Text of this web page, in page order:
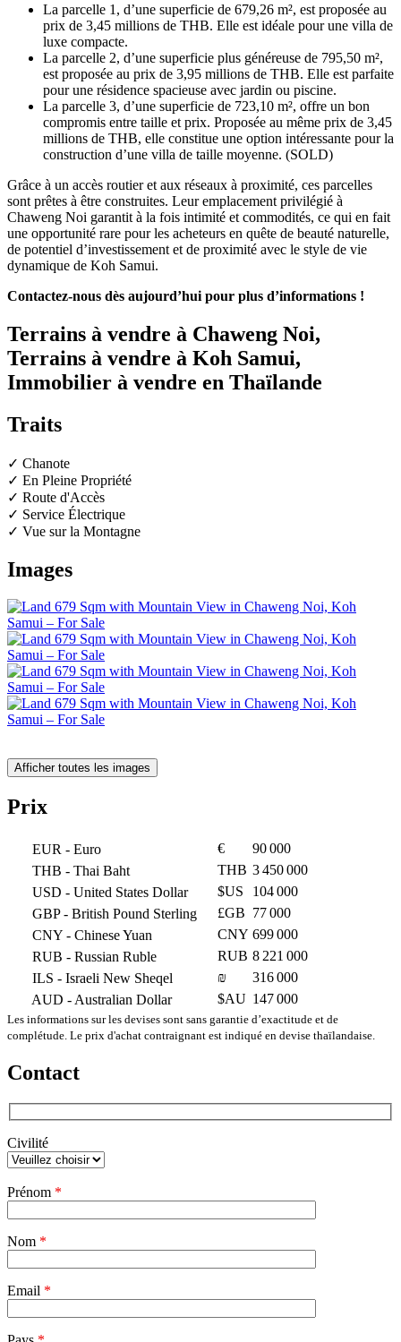
La parcelle 1, d’une superficie de 679,26 m², est proposée au
prix de 3,45 millions de THB. Elle est idéale pour une villa de
luxe compacte.
La parcelle 2, d’une superficie plus généreuse de 795,50 m²,
est proposée au prix de 3,95 millions de THB. Elle est parfaite
pour une résidence spacieuse avec jardin ou piscine.
La parcelle 3, d’une superficie de 723,10 m², offre un bon
compromis entre taille et prix. Proposée au même prix de 3,45
millions de THB, elle constitue une option intéressante pour la
construction d’une villa de taille moyenne. (SOLD)
Grâce à un accès routier et aux réseaux à proximité, ces parcelles
sont prêtes à être construites. Leur emplacement privilégié à
Chaweng Noi garantit à la fois intimité et commodités, ce qui en fait
une opportunité rare pour les acheteurs en quête de beauté naturelle,
de potentiel d’investissement et de proximité avec le style de vie
dynamique de Koh Samui.
Contactez-nous dès aujourd’hui pour plus d’informations !
Terrains à vendre à Chaweng Noi,
Terrains à vendre à Koh Samui,
Immobilier à vendre en Thaïlande
Traits
✓ Chanote
✓ En Pleine Propriété
✓ Route d'Accès
✓ Service Électrique
✓ Vue sur la Montagne
Images
Afficher toutes les images
Prix
EUR - Euro €
90 000
THB - Thai Baht THB 3 450 000
USD - United States Dollar $US
104 000
GBP- British Pound Sterling £GB 77 000
CNY - Chinese Yuan CNY 699 000
RUB - Russian Ruble RUB 8 221 000
ILS - Israeli New Sheqel ₪
316 000
AUD - Australian Dollar $AU 147 000
Les informations sur les devises sont sans garantie d’exactitude et de
complétude. Le prix d'achat contraignant est indiqué en devise thaïlandaise.
Contact
Civilité
laisser
vide.
Prénom *
Nom *
Email *